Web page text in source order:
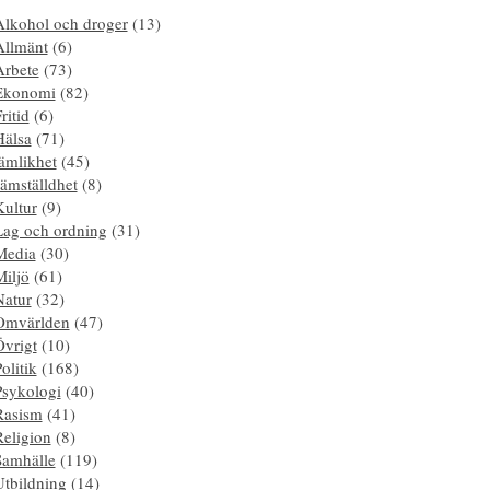
och droger(13)
(6)
(73)
(82)
(6)
(71)
(45)
(8)
(9)
och ordning (31)
(30)
(61)
(32)
(47)
(10)
(168)
(40)
(41)
(8)
(119)
(14)